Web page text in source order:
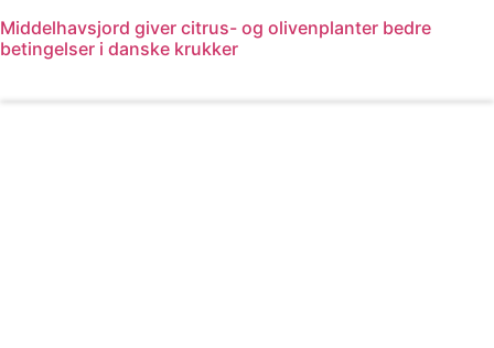
Middelhavsjord giver citrus- og olivenplanter bedre
betingelser i danske krukker